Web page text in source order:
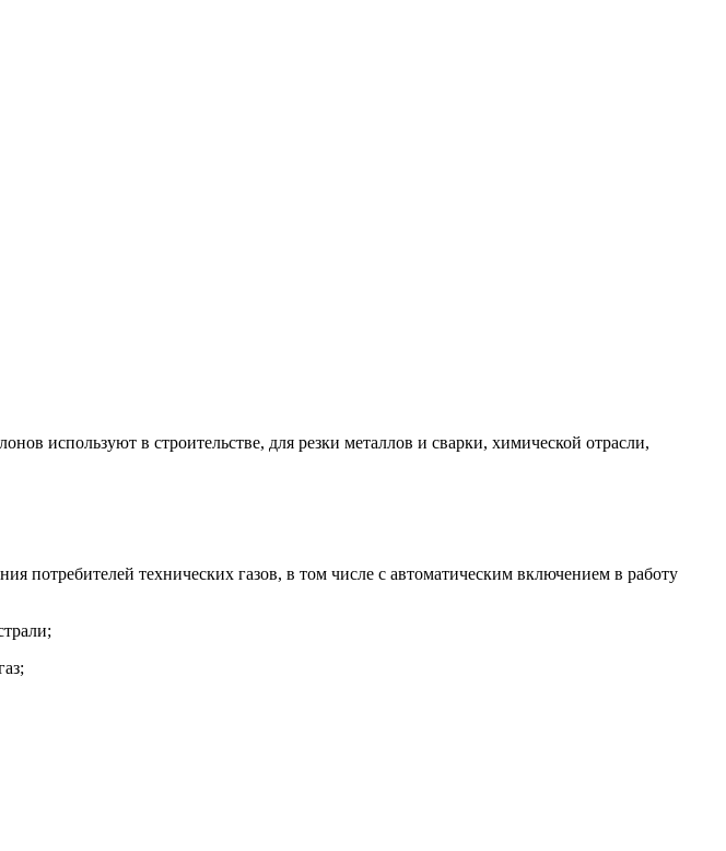
используют в строительстве, для резки металлов и сварки, химической отрасли,
потребителей технических газов, в том числе с автоматическим включением в работу